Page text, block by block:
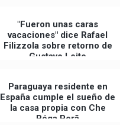
"Fueron unas caras
vacaciones" dice Rafael
Filizzola sobre retorno de
Gustavo Leite
Paraguaya residente en
España cumple el sueño de
la casa propia con Che
Róga Porã